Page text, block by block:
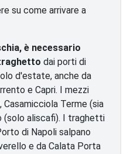
su come arrivare a
è necessario
dai porti di
d'estate, anche da
e Capri. I mezzi
Terme (sia
(solo aliscafi). I traghetti
di Napoli salpano
e da Calata Porta